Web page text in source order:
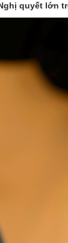
quyết lớn